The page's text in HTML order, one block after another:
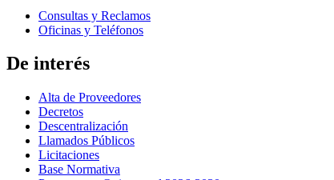
Consultas y Reclamos
Oficinas y Teléfonos
De interés
Alta de Proveedores
Decretos
Descentralización
Llamados Públicos
Licitaciones
Base Normativa